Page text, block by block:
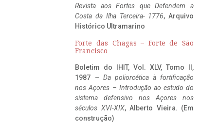
Revista aos Fortes que Defendem a
Costa da Ilha Terceira- 1776, Arquivo
Histórico Ultramarino
Forte das Chagas – Forte de São
Francisco
Boletim do IHIT, Vol. XLV, Tomo II,
1987 – Da poliorcética à fortificação
nos Açores – Introdução ao estudo do
sistema defensivo nos Açores nos
séculos XVI-XIX, Alberto Vieira. (Em
construção)